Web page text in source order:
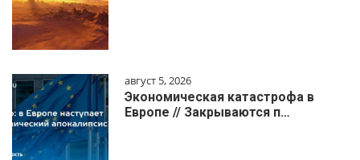
август 5, 2026
Экономическая катастрофа в
Европе // Закрываются п…